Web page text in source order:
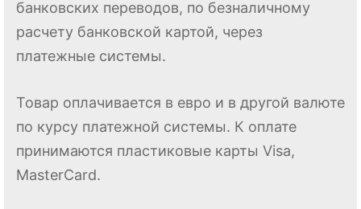
банковских переводов, по безналичному
расчету банковской картой, через
платежные системы.
Товар оплачивается в евро и в другой валюте
по курсу платежной системы. К оплате
принимаются пластиковые карты Visa,
MasterCard.